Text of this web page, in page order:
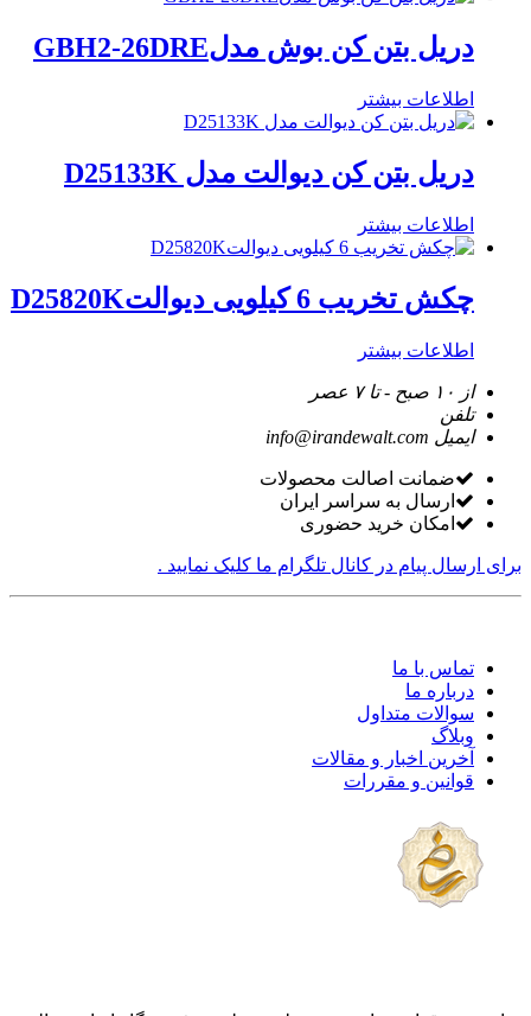
دریل بتن کن بوش مدلGBH2-26DRE
اطلاعات بیشتر
دریل بتن کن دیوالت مدل D25133K
اطلاعات بیشتر
چکش تخریب 6 کیلویی دیوالتD25820K
اطلاعات بیشتر
از ۱۰ صبح - تا ۷ عصر
تلفن
ایمیل info@irandewalt.com
ضمانت اصالت محصولات
ارسال به سراسر ایران
امکان خرید حضوری
برای ارسال پیام در کانال تلگرام ما کلیک نمایید .
تماس با ما
درباره ما
سوالات متداول
وبلاگ
آخرین اخبار و مقالات
قوانین و مقررات